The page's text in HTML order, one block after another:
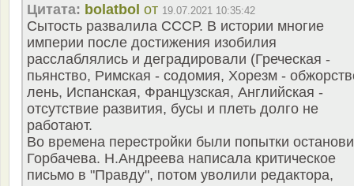
Цитата: bolatbol от 19.07.2021 10:35:42
Сытость развалила СССР. В истории многие
империи после достижения изобилия
расслаблялись и деградировали (Греческая -
пьянство, Римская - содомия, Хорезм -
лень, Испанская, Французская, Английская -
отсутствие развития, бусы и плеть долго не
работают.
Во времена перестройки были попытки
Горбачева. Н.Андреева написала критическое
письмо в "Правду", потом уволили редактора,